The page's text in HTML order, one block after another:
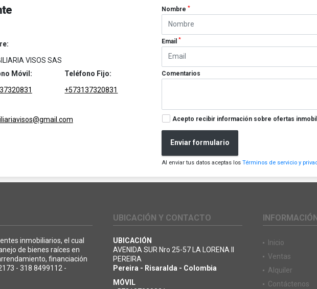
VISOS SAS
Móvil:
Teléfono Fijo:
+573137320831
Nombre*
Email*
Comentarios
Acepto recibir información sobre ofertas
Enviar formulario
Al enviar tus datos aceptas losTérminos de servicio y
inmobiliarios, el cual
de bienes raíces en
financiación
- 318 8499112 -
UBICACIÓN Y CONTACTO
UBICACIÓN
AVENIDA SUR Nro 25-57 LA LORENA II
PEREIRA
Pereira - Risaralda - Colombia
MÓVIL
Inicio
Ventas
Alquiler
Contáctenos